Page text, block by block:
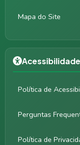
Mapa do Site
Acessibilidade
Política de
Perguntas
Política de